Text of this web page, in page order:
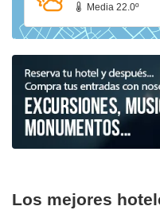
Media 22.0º
Los mejores